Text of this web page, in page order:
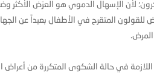
لأن الإسهال الدموي هو العرَض الأكثر
المتقرح في الأطفال بعيداً عن
في حالة الشكوى المتكررة من أعراض